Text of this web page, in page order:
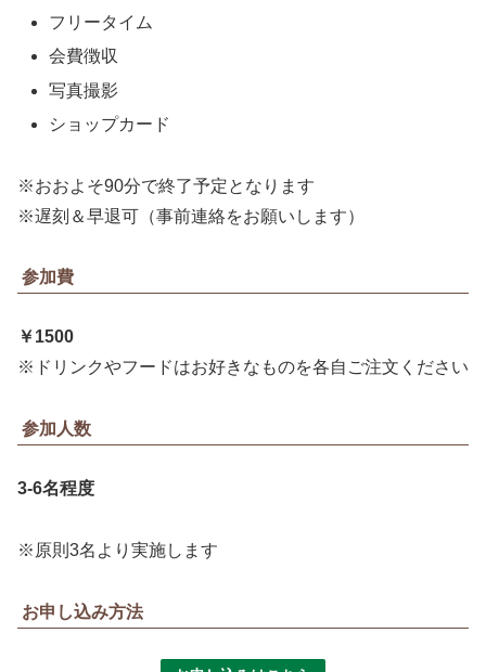
フリータイム
会費徴収
写真撮影
ショップカード
※おおよそ90分で終了予定となります
※遅刻＆早退可（事前連絡をお願いします）
参加費
￥1500
※ドリンクやフードはお好きなものを各自ご注文ください
参加人数
3-6名程度
※原則3名より実施します
お申し込み方法